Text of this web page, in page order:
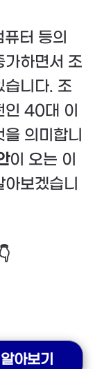
터 등의
가하면서 조
습니다. 조
인 40대 이
의미합니
이 오는 이
보겠습니
아보기